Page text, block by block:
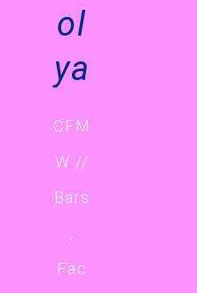
ol
ya
CFM
W //
Bars
,
Fac